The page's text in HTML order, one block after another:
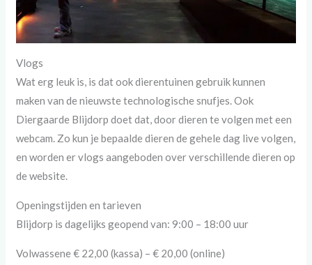
Vlogs
Wat erg leuk is, is dat ook dierentuinen gebruik kunnen
maken van de nieuwste technologische snufjes. Ook
Diergaarde Blijdorp doet dat, door dieren te volgen met een
webcam. Zo kun je bepaalde dieren de gehele dag live volgen,
en worden er vlogs aangeboden over verschillende dieren op
de website.
Openingstijden en tarieven
Blijdorp is dagelijks geopend van: 9:00 – 18:00 uur
Volwassene € 22,00 (kassa) – € 20,00 (online)